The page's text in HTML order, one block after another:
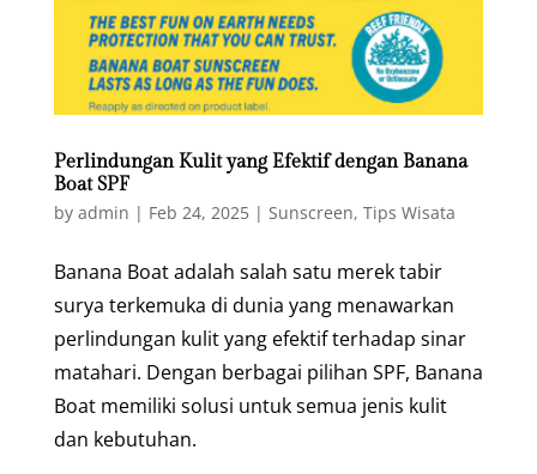
Perlindungan Kulit yang Efektif dengan Banana
Boat SPF
by admin | Feb 24, 2025| Sunscreen, Tips Wisata
Banana Boat adalah salah satu merek tabir
surya terkemuka di dunia yang menawarkan
perlindungan kulit yang efektif terhadap sinar
matahari. Dengan berbagai pilihan SPF, Banana
Boat memiliki solusi untuk semua jenis kulit
dan kebutuhan.